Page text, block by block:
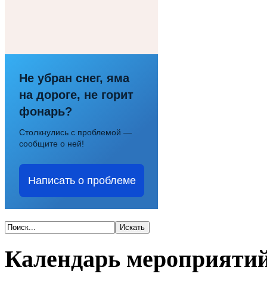
Не убран снег, яма
на дороге, не горит
фонарь?
Столкнулись с проблемой —
сообщите о ней!
Написать о проблеме
Календарь